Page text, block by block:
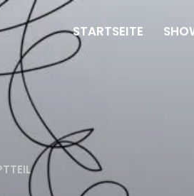
STARTSEITE